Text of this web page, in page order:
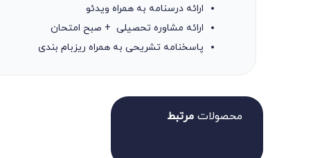
ارائه درسنامه به همراه ویدئو
ارائه مشاوره تحصیلی + صبح امتحان
پاسخنامه تشریحی به همراه ریزبام بندی
محصولات مرتبط